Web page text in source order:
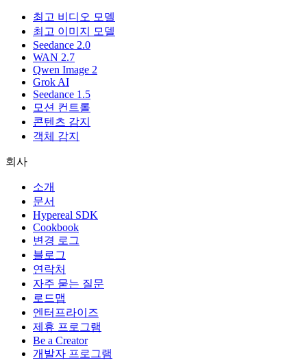
최고 비디오 모델
최고 이미지 모델
Seedance 2.0
WAN 2.7
Qwen Image 2
Grok AI
Seedance 1.5
모션 컨트롤
콘텐츠 감지
객체 감지
회사
소개
문서
Hypereal SDK
Cookbook
변경 로그
블로그
연락처
자주 묻는 질문
로드맵
엔터프라이즈
제휴 프로그램
Be a Creator
개발자 프로그램